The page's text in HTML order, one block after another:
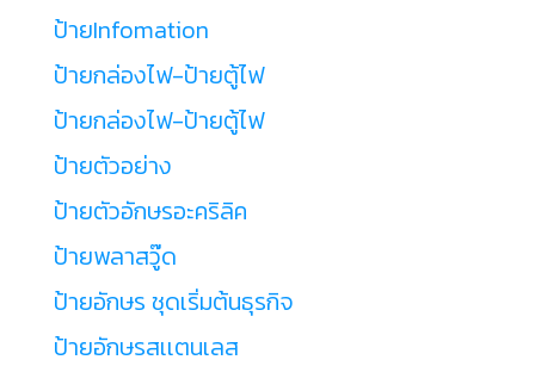
ป้ายInfomation
ป้ายกล่องไฟ-ป้ายตู้ไฟ
ป้ายกล่องไฟ-ป้ายตู้ไฟ
ป้ายตัวอย่าง
ป้ายตัวอักษรอะคริลิค
ป้ายพลาสวู๊ด
ป้ายอักษร ชุดเริ่มต้นธุรกิจ
ป้ายอักษรสเเตนเลส